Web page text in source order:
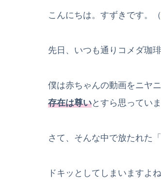
こんにちは。すずきです。（
先日、いつも通りコメダ珈
僕は赤ちゃんの動画をニヤ
存在は尊いとすら思っていま
さて、そんな中で放たれた
ドキッとしてしまいますよね